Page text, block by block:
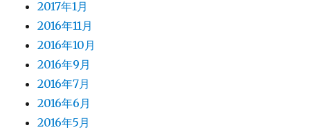
2017年1月
2016年11月
2016年10月
2016年9月
2016年7月
2016年6月
2016年5月